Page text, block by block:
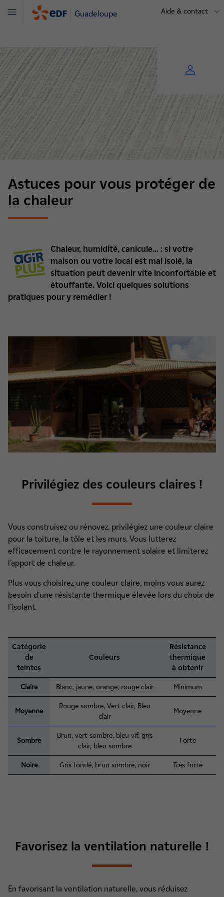
Guadeloupe Aide & contact
Menu
Astuces pour vous protéger de
la chaleur
Chaleur, humidité, canicule… : si votre
maison ou votre local est mal isolé, la
situation peut devenir vite inconfortable et
étouffante. Voici quelques solutions
pratiques pour y remédier !
Privilégiez des couleurs claires !
Vous construisez ou rénovez, privilégiez une couleur claire
pour la toiture, la tôle et les murs. Vous lutterez
efficacement contre le rayonnement solaire et limiterez
l’apport de chaleur.
Plus vous choisirez une couleur claire, moins vous aurez
besoin d’une résistante thermique élevée lors du choix de
l’isolant.
Catégorie
de
teintes
Couleurs
Résistance
thermique
à obtenir
Claire Blanc, jaune, orange, rouge clair Minimum
Moyenne
Rouge sombre, Vert clair, Bleu
clair
Moyenne
Sombre
Brun, vert sombre, bleu vif, gris
clair, bleu sombre
Forte
Noire Gris fondé, brun sombre, noir Très forte
Favorisez la ventilation naturelle !
En favorisant la ventilation naturelle, vous réduisez